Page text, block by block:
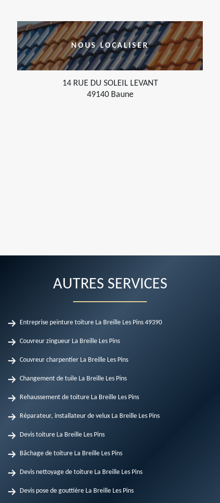
NOUS LOCALISER
14 RUE DU SOLEIL LEVANT
49140 Baune
AUTRES SERVICES
Entreprise peinture toiture La Breille Les Pins 49390
Couvreur zingueur La Breille Les Pins
Couvreur charpentier La Breille Les Pins
Changement de tuile La Breille Les Pins
Rehaussement de toiture La Breille Les Pins
Réparateur, installateur de velux La Breille Les Pins
Devis toiture La Breille Les Pins
Bâchage de toiture La Breille Les Pins
Devis nettoyage de toiture La Breille Les Pins
Devis pose de gouttière La Breille Les Pins